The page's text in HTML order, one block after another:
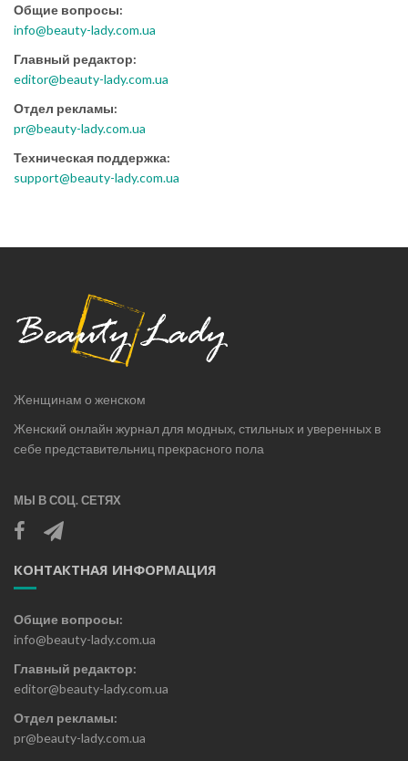
Общие вопросы:
info@beauty-lady.com.ua
Главный редактор:
editor@beauty-lady.com.ua
Отдел рекламы:
pr@beauty-lady.com.ua
Техническая поддержка:
support@beauty-lady.com.ua
Женщинам о женском
Женский онлайн журнал для модных, стильных и уверенных в
себе представительниц прекрасного пола
МЫ В СОЦ. СЕТЯХ
КОНТАКТНАЯ ИНФОРМАЦИЯ
Общие вопросы:
info@beauty-lady.com.ua
Главный редактор:
editor@beauty-lady.com.ua
Отдел рекламы:
pr@beauty-lady.com.ua